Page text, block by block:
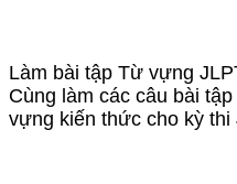
Làm bài tập Từ vựng
Cùng làm các câu bài
vựng kiến thức cho kỳ thi